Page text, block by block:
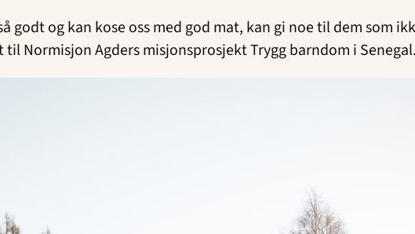
godt og kan kose oss med god mat, kan gi noe til dem som
Normisjon Agders misjonsprosjekt Trygg barndom i Senegal.